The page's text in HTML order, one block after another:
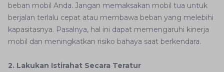
beban mobil Anda. Jangan memaksakan mobil tua untuk
berjalan terlalu cepat atau membawa beban yang melebihi
kapasitasnya. Pasalnya, hal ini dapat memengaruhi kinerja
mobil dan meningkatkan risiko bahaya saat berkendara.
2. Lakukan Istirahat Secara Teratur